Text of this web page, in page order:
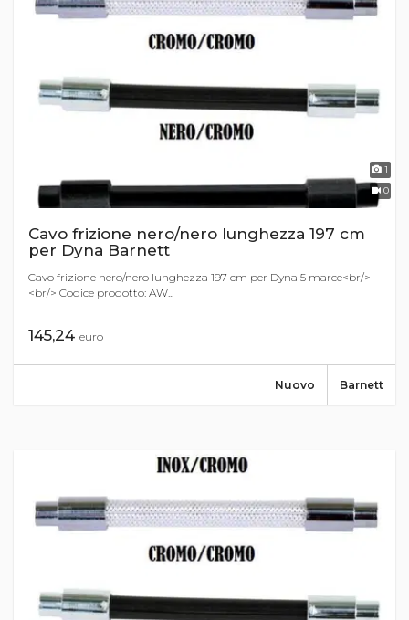
1
0
Cavo frizione nero/nero lunghezza 197 cm
per Dyna Barnett
Cavo frizione nero/nero lunghezza 197 cm per Dyna 5 marce<br/>
<br/> Codice prodotto: AW...
145,24 euro
Barnett
Nuovo